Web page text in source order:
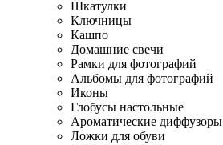
Шкатулки
Ключницы
Кашпо
Домашние свечи
Рамки для фотографий
Альбомы для фотографий
Иконы
Глобусы настольные
Ароматические диффузоры
Ложки для обуви